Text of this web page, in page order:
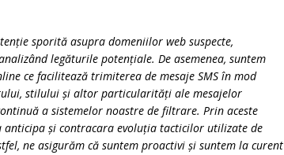
sporită asupra domeniilor web suspecte,
legăturile potențiale. De asemenea, suntem
ce facilitează trimiterea de mesaje SMS în mod
stilului și altor particularități ale mesajelor
a sistemelor noastre de filtrare. Prin aceste
anticipa și contracara evoluția tacticilor utilizate de
ne asigurăm că suntem proactivi și suntem la curent